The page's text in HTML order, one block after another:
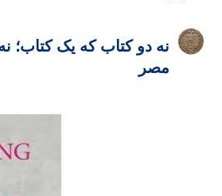
نه دو کتاب که يک کتاب؛
مصر